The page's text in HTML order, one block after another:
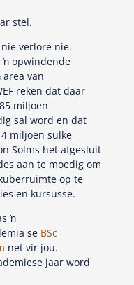
stel.
verlore nie.
ŉ opwindende
van
reken dat daar
miljoen
sal word en dat
miljoen sulke
Solms het afgesluit
aan te moedig om
op te
en kursusse.
ŉ
se BSc
net vir jou.
jaar word